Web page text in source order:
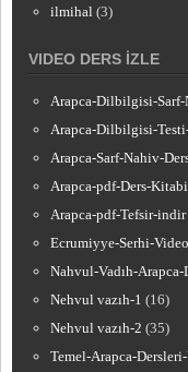
ilmihal (3)
VIDEO DERS İZLE
Arapca-Dilbilgisi-
Arapca-Dilbilgisi-
Arapca-Sarf-Nahiv-
Arapca-pdf-Ders-
Arapca-pdf-Tefsir-indir
Ecrumiyye-Serhi-
Nahvul-Vadıh-
Nehvul vazıh-1 (16)
Nehvul vazıh-2 (35)
Temel-Arapca-